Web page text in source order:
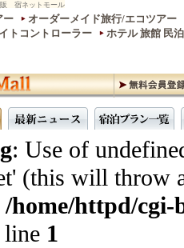
宿ネットモール
ー
オーダーメイド旅行/エコツアー
トコントローラー
ホテル 旅館 民
: Use of
(this will throw
/home/httpd/cgi-
line 1